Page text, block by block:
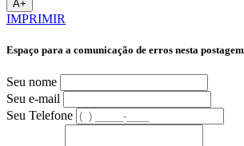
A+
IMPRIMIR
Espaço para a comunicação de erros nesta postagem
Seu nome
Seu e-mail
Seu Telefone